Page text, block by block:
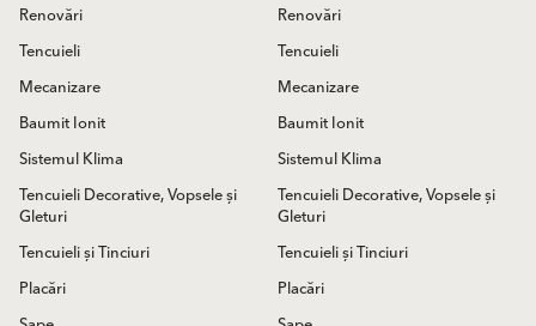
Renovări
Tencuieli
Mecanizare
Baumit Ionit
Sistemul Klima
Tencuieli Decorative, Vopsele și
Gleturi
Tencuieli și Tinciuri
Placări
Renovări
Tencuieli
Mecanizare
Baumit Ionit
Sistemul Klima
Tencuieli Decorative, Vopsele și
Gleturi
Tencuieli și Tinciuri
Placări